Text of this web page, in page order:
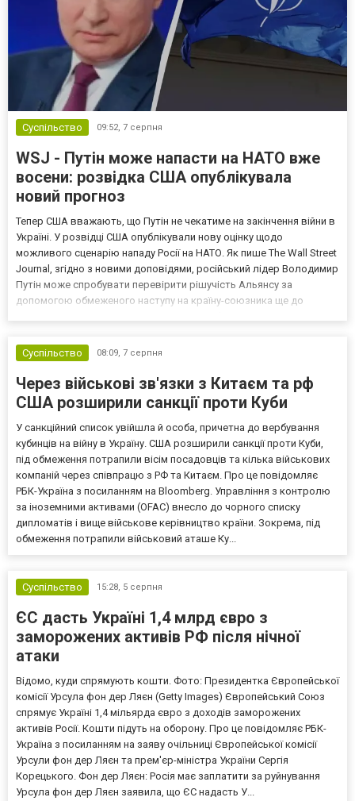
Суспільство 09:52, 7 серпня
WSJ - Путін може напасти на НАТО вже
восени: розвідка США опублікувала
новий прогноз
Тепер США вважають, що Путін не чекатиме на закінчення війни в
Україні. У розвідці США опублікували нову оцінку щодо
можливого сценарію нападу Росії на НАТО. Як пише The Wall Street
Journal, згідно з новими доповідями, російський лідер Володимир
Путін може спробувати перевірити рішучість Альянсу за
допомогою обмеженого наступу на країну-союзника ще до
Суспільство
08:09, 7 серпня
Через військові зв'язки з Китаєм та рф
США розширили санкції проти Куби
У санкційний список увійшла й особа, причетна до вербування
кубинців на війну в Україну. США розширили санкції проти Куби,
під обмеження потрапили вісім посадовців та кілька військових
компаній через співпрацю з РФ та Китаєм. Про це повідомляє
РБК-Україна з посиланням на Bloomberg. Управління з контролю
за іноземними активами (OFAC) внесло до чорного списку
дипломатів і вище військове керівництво країни. Зокрема, під
обмеження потрапили військовий аташе Ку...
Суспільство 15:28, 5 серпня
ЄС дасть Україні 1,4 млрд євро з
заморожених активів РФ після нічної
атаки
Відомо, куди спрямують кошти. Фото: Президентка Європейської
комісії Урсула фон дер Ляєн (Getty Images) Європейський Союз
спрямує Україні 1,4 мільярда євро з доходів заморожених
активів Росії. Кошти підуть на оборону. Про це повідомляє РБК-
Україна з посиланням на заяву очільниці Європейської комісії
Урсули фон дер Ляєн та прем'єр-міністра України Сергія
Корецького. Фон дер Ляєн: Росія має заплатити за руйнування
Урсула фон дер Ляєн заявила, що ЄС надасть У...